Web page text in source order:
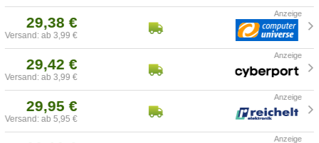
29,38 €
Versand: ab 3,99 €
29,42 €
Versand: ab 3,99 €
29,95 €
Versand: ab 5,95 €